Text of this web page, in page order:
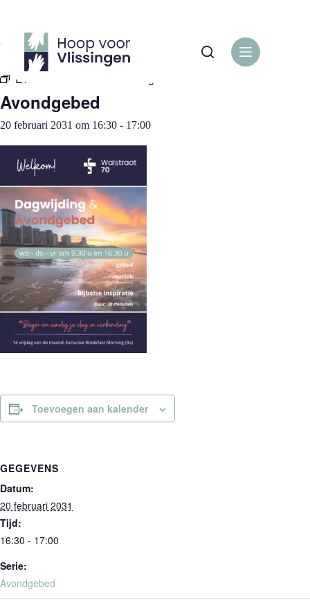
inhoud
« Alle Evenementen
Evenementenreeks:
Avondgebed
20 februari 2031 om 16:30 - 17:00
Toevoegen aan kalender
GEGEVENS
Datum:
20 februari 2031
Tijd:
16:30 - 17:00
Serie:
Avondgebed